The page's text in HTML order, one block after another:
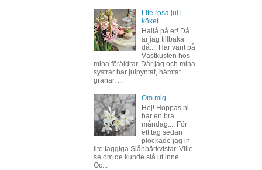
Lite rosa jul i
köket......
Hallå på er! Då
är jag tillbaka
då.... Har varit på
Västkusten hos
mina föräldrar. Där jag och mina
systrar har julpyntat, hämtat
granar, ...
Om mig......
Hej! Hoppas ni
har en bra
måndag.... För
ett tag sedan
plockade jag in
lite taggiga Slånbärkvistar. Ville
se om de kunde slå ut inne...
Oc...